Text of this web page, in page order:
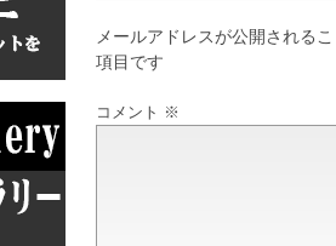
メールアドレスが公開される
項目です
コメント ※